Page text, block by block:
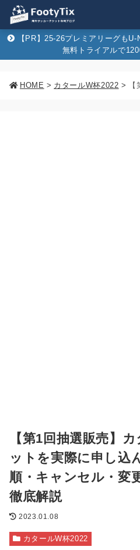
【PR】25-26プレミアリーグも
無料トライアルで
HOME > カタールW杯2022 >
【第1回抽選販売】
ットを実際に申し込
順・キャンセル・変
徹底解説
2023.01.08
カタールW杯2022